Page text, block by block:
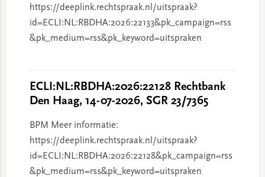
https://deeplink.rechtspraak.nl/uitspraak?
id=ECLI:NL:RBDHA:2026:22133&pk_campaign=rss
&pk_medium=rss&pk_keyword=uitspraken
ECLI:NL:RBDHA:2026:22128 Rechtbank
Den Haag, 14-07-2026, SGR 23/7365
BPM Meer informatie:
https://deeplink.rechtspraak.nl/uitspraak?
id=ECLI:NL:RBDHA:2026:22128&pk_campaign=rss
&pk_medium=rss&pk_keyword=uitspraken